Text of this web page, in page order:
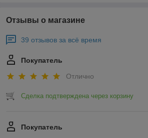
Отзывы о магазине
39 отзывов за всё время
Покупатель
Отлично
Сделка подтверждена через корзину
Покупатель